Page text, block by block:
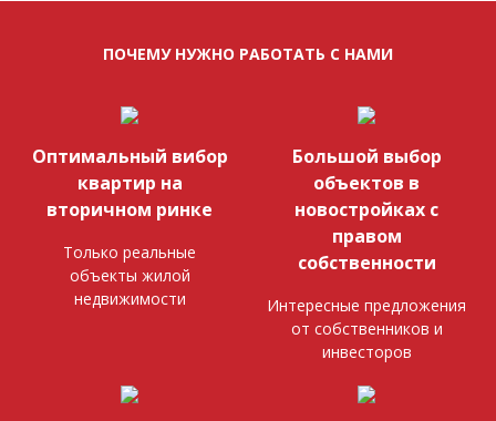
ПОЧЕМУ НУЖНО РАБОТАТЬ С НАМИ
Оптимальный вибор
квартир на
вторичном ринке
Только реальные
объекты жилой
недвижимости
Большой выбор
объектов в
новостройках с
правом
собственности
Интересные предложения
от собственников и
инвесторов